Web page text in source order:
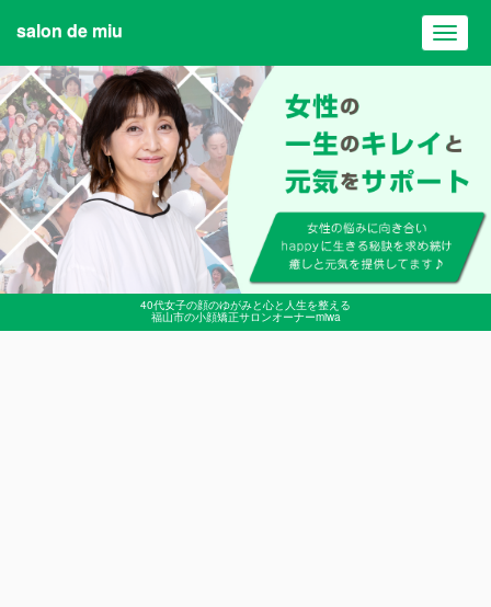
40代女子の顔のゆがみと心と人生を整える
福山市の小顔矯正サロンオーナーmiwa
salon de miu